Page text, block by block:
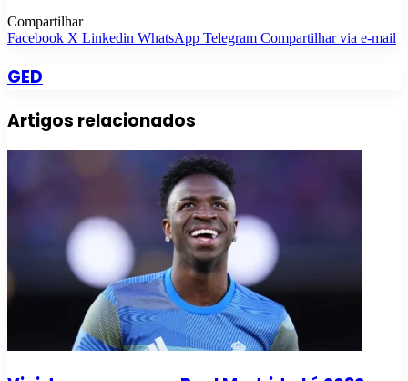
Compartilhar
Facebook X Linkedin WhatsApp Telegram Compartilhar via e-mail
GED
Artigos relacionados